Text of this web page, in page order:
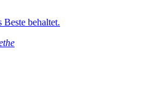
Beste behaltet.